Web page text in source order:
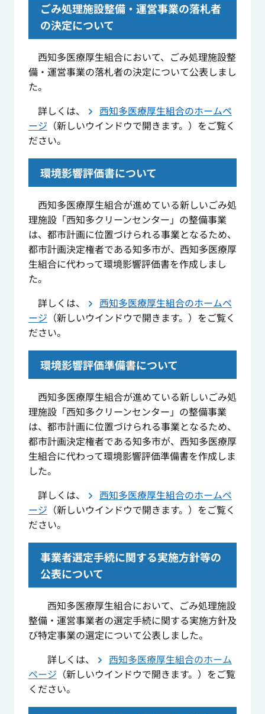
ごみ処理施設整備・運営事業の落札者
の決定について
西知多医療厚生組合において、ごみ処理施設整
備・運営事業の落札者の決定について公表しまし
た。
詳しくは、
西知多医療厚生組合のホームペ
ージ （新しいウインドウで開きます。）をご覧く
ださい。
環境影響評価書について
西知多医療厚生組合が進めている新しいごみ処
理施設「西知多クリーンセンター」の整備事業
は、都市計画に位置づけられる事業となるため、
都市計画決定権者である知多市が、西知多医療厚
生組合に代わって環境影響評価書を作成しまし
た。
詳しくは、
西知多医療厚生組合のホームペ
ージ （新しいウインドウで開きます。）をご覧く
ださい。
環境影響評価準備書について
西知多医療厚生組合が進めている新しいごみ処
理施設「西知多クリーンセンター」の整備事業
は、都市計画に位置づけられる事業となるため、
都市計画決定権者である知多市が、西知多医療厚
生組合に代わって環境影響評価準備書を作成しま
した。
詳しくは、
西知多医療厚生組合のホームペ
ージ （新しいウインドウで開きます。）をご覧く
ださい。
事業者選定手続に関する実施方針等の
公表について
西知多医療厚生組合において、ごみ処理施設
整備・運営事業者の選定手続に関する実施方針及
び特定事業の選定について公表しました。
詳しくは、
西知多医療厚生組合のホーム
ページ （新しいウインドウで開きます。）をご覧
ください。